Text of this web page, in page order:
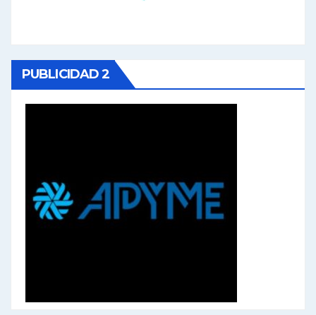
PUBLICIDAD 2